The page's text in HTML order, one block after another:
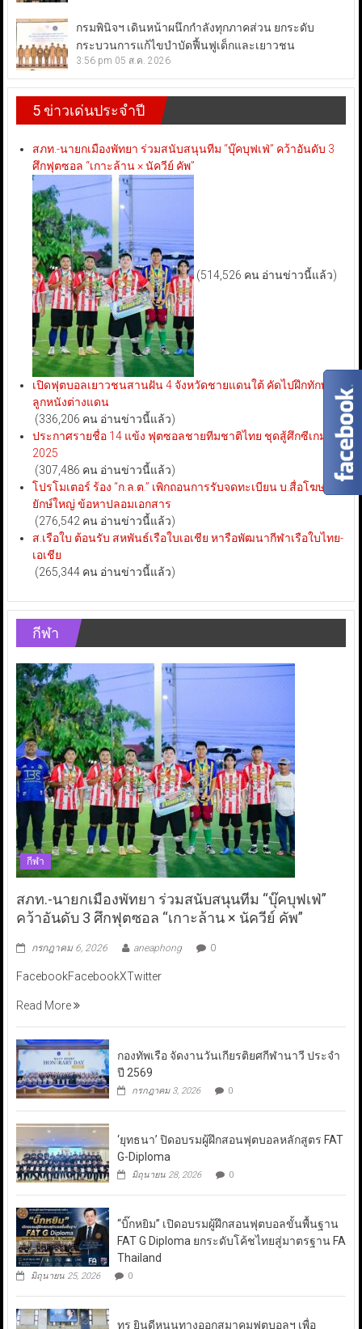
กรมพินิจฯ เดินหน้าผนึกกำลังทุกภาคส่วน ยกระดับ
กระบวนการแก้ไขบำบัดฟื้นฟูเด็กและเยาวชน
3:56 pm 05 ส.ค. 2026
5 ข่าวเด่นประจำปี
สภท.-นายกเมืองพัทยา ร่วมสนับสนุนทีม “บุ๊คบุฟเฟ่” คว้าอันดับ 3
ศึกฟุตซอล “เกาะล้าน × นัควีย์ คัพ”
(514,526 คน อ่านข่าวนี้แล้ว)
เปิดฟุตบอลเยาวชนสานฝัน 4 จังหวัดชายแดนใต้ คัดไปฝึกทักษะ
ลูกหนังต่างแดน
(336,206 คน อ่านข่าวนี้แล้ว)
ประกาศรายชื่อ 14 แข้ง ฟุตซอลชายทีมชาติไทย ชุดสู้ศึกซีเกมส์
2025
(307,486 คน อ่านข่าวนี้แล้ว)
โปรโมเตอร์ ร้อง “ก.ล.ต.” เพิกถอนการรับจดทะเบียน บ.สื่อโฆษณา
ยักษ์ใหญ่ ข้อหาปลอมเอกสาร
(276,542 คน อ่านข่าวนี้แล้ว)
ส.เรือใบ ต้อนรับ สหพันธ์เรือใบเอเชีย หารือพัฒนากีฬาเรือใบไทย-
เอเชีย
(265,344 คน อ่านข่าวนี้แล้ว)
กีฬา
กีฬา
สภท.-นายกเมืองพัทยา ร่วมสนับสนุนทีม “บุ๊คบุฟเฟ่”
คว้าอันดับ 3 ศึกฟุตซอล “เกาะล้าน × นัควีย์ คัพ”
กรกฎาคม 6, 2026 aneaphong 0
FacebookFacebookXTwitter
Read More
กองทัพเรือ จัดงานวันเกียรติยศกีฬานาวี ประจำ
ปี 2569
กรกฎาคม 3, 2026 0
‘ยุทธนา’ ปิดอบรมผู้ฝึกสอนฟุตบอลหลักสูตร FAT
G-Diploma
มิถุนายน 28, 2026 0
“บิ๊กหยิม” เปิดอบรมผู้ฝึกสอนฟุตบอลขั้นพื้นฐาน
FAT G Diploma ยกระดับโค้ชไทยสู่มาตรฐาน FA
Thailand
มิถุนายน 25, 2026 0
ทรู ยินดีหนุนทางออกสมาคมฟุตบอลฯ เพื่อ